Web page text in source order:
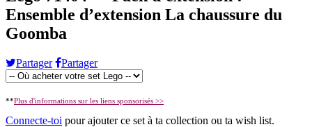
Ensemble d’extension La chaussure du
Goomba
Partager Partager
**Plus d'informations sur les liens sponsorisés >>
Connecte-toi pour ajouter ce set à ta collection ou ta wish list.